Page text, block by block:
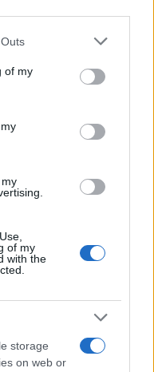
one or more Google
You may click to
its third-party tags to
in below Google
of my
of my
with the
storage
on web or
Άννα Μαρία
Παπαχαραλάμπους:
δεν μπορώ να τον